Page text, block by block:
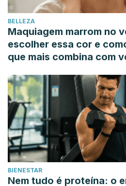
BELLEZA
Maquiagem marrom no
escolher essa cor e
que mais combina com
BIENESTAR
Nem tudo é proteína: o